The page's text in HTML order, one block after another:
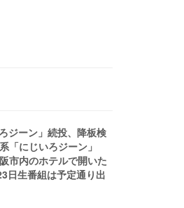
ジーン」続投、降板検
「にじいろジーン」
市内のホテルで開いた
日生番組は予定通り出